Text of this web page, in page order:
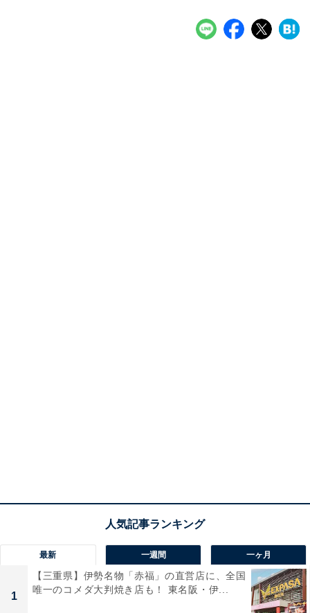
最新 一週間 一ヶ月
1
【三重県】伊勢名物「赤福」の直営店に、全国
唯一のコメダ大判焼き店も！ 東名阪・伊...